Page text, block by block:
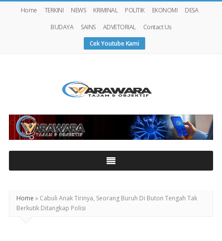
Home TERKINI NEWS KRIMINAL POLITIK EKONOMI
DESA
BUDAYA
SAINS ADVETORIAL
Contact Us
Cek Youtube Kami
Home » Cabuli Anak Tirinya, Seorang Buruh Di Buton Tengah Tak
Berkutik Ditangkap Polisi